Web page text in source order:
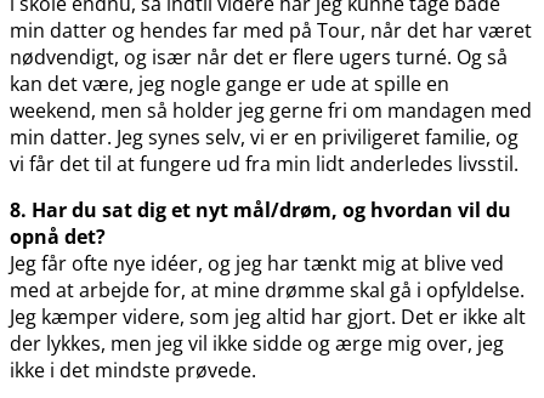
min datter og hendes far med på Tour, når det har været
nødvendigt, og især når det er flere ugers turné. Og så
kan det være, jeg nogle gange er ude at spille en
weekend, men så holder jeg gerne fri om mandagen med
min datter. Jeg synes selv, vi er en priviligeret familie, og
vi får det til at fungere ud fra min lidt anderledes livsstil.
8. Har du sat dig et nyt mål/drøm, og hvordan vil du
opnå det?
Jeg får ofte nye idéer, og jeg har tænkt mig at blive ved
med at arbejde for, at mine drømme skal gå i opfyldelse.
Jeg kæmper videre, som jeg altid har gjort. Det er ikke alt
der lykkes, men jeg vil ikke sidde og ærge mig over, jeg
ikke i det mindste prøvede.